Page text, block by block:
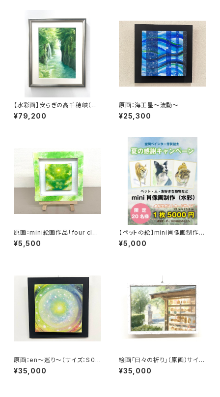
【水彩画】安らぎの高千穂峡（原
画）
¥79,200
原画：海王星〜流動〜
¥25,300
原画：mini絵画作品「four clov
ers sky green」
¥5,500
【ペットの絵】mini肖像画制作
（水彩・色紙型ポストカードサイ
ズ）
¥5,000
原画：en～巡り～（サイズ：S０
号：よこ18.5cm×たて18.5㎝×
奥行3.5㎝・額縁なし）
¥35,000
絵画「日々の祈り」（原画）サイ
ズ：SM号（横227×縦158㎜）
¥35,000